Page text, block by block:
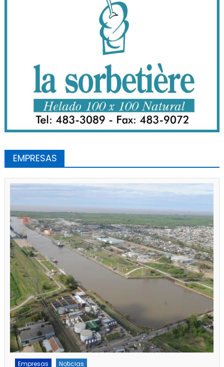
EMPRESAS
Empresas Noticias